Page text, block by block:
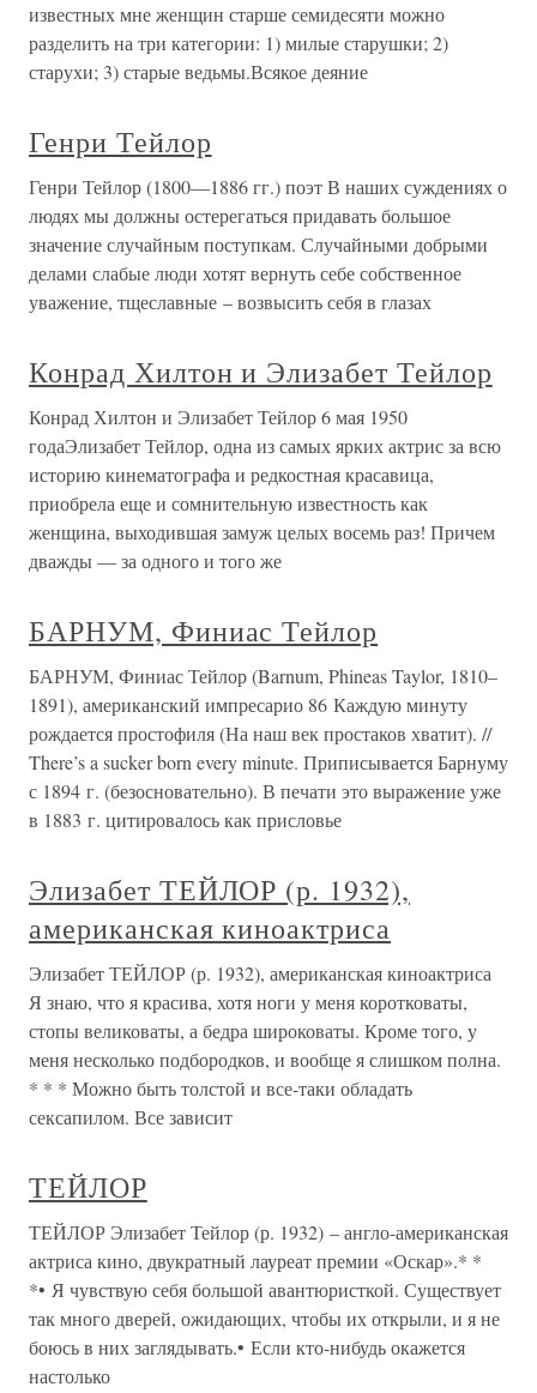
известных мне женщин старше семидесяти можно
разделить на три категории: 1) милые старушки; 2)
старухи; 3) старые ведьмы.Всякое деяние
Генри Тейлор
Генри Тейлор (1800—1886 гг.) поэт В наших суждениях о
людях мы должны остерегаться придавать большое
значение случайным поступкам. Случайными добрыми
делами слабые люди хотят вернуть себе собственное
уважение, тщеславные – возвысить себя в глазах
Конрад Хилтон и Элизабет Тейлор
Конрад Хилтон и Элизабет Тейлор 6 мая 1950
годаЭлизабет Тейлор, одна из самых ярких актрис за всю
историю кинематографа и редкостная красавица,
приобрела еще и сомнительную известность как
женщина, выходившая замуж целых восемь раз! Причем
дважды — за одного и того же
БАРНУМ, Финиас Тейлор
БАРНУМ, Финиас Тейлор (Barnum, Phineas Taylor, 1810–
1891), американский импресарио 86 Каждую минуту
рождается простофиля (На наш век простаков хватит). //
There’s a sucker born every minute. Приписывается Барнуму
с 1894 г. (безосновательно). В печати это выражение уже
в 1883 г. цитировалось как присловье
Элизабет ТЕЙЛОР (р. 1932),
американская киноактриса
Элизабет ТЕЙЛОР (р. 1932), американская киноактриса
Я знаю, что я красива, хотя ноги у меня коротковаты,
стопы великоваты, а бедра широковаты. Кроме того, у
меня несколько подбородков, и вообще я слишком полна.
* * * Можно быть толстой и все-таки обладать
сексапилом. Все зависит
ТЕЙЛОР
ТЕЙЛОР Элизабет Тейлор (р. 1932) – англо-американская
актриса кино, двукратный лауреат премии «Оскар».* *
*• Я чувствую себя большой авантюристкой. Существует
так много дверей, ожидающих, чтобы их открыли, и я не
боюсь в них заглядывать.• Если кто-нибудь окажется
настолько